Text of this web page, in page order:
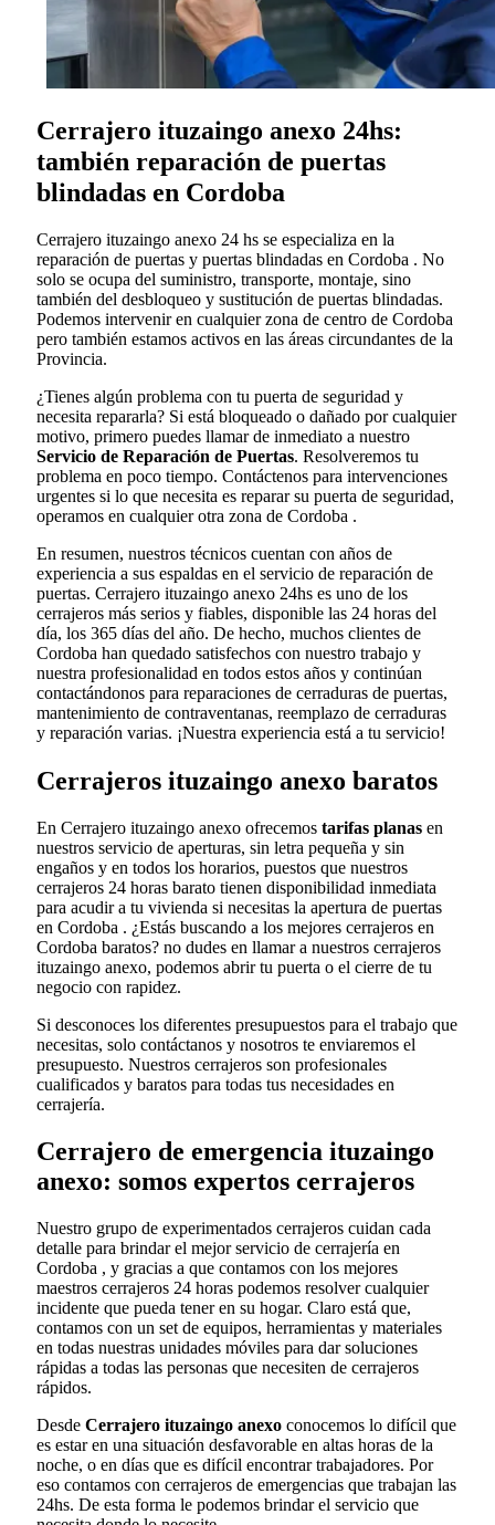
Cerrajero ituzaingo anexo 24hs:
también reparación de puertas
blindadas en Cordoba
Cerrajero ituzaingo anexo 24 hs se especializa en la
reparación de puertas y puertas blindadas en Cordoba . No
solo se ocupa del suministro, transporte, montaje, sino
también del desbloqueo y sustitución de puertas blindadas.
Podemos intervenir en cualquier zona de centro de Cordoba
pero también estamos activos en las áreas circundantes de la
Provincia.
¿Tienes algún problema con tu puerta de seguridad y
necesita repararla? Si está bloqueado o dañado por cualquier
motivo, primero puedes llamar de inmediato a nuestro
Servicio de Reparación de Puertas. Resolveremos tu
problema en poco tiempo. Contáctenos para intervenciones
urgentes si lo que necesita es reparar su puerta de seguridad,
operamos en cualquier otra zona de Cordoba .
En resumen, nuestros técnicos cuentan con años de
experiencia a sus espaldas en el servicio de reparación de
puertas. Cerrajero ituzaingo anexo 24hs es uno de los
cerrajeros más serios y fiables, disponible las 24 horas del
día, los 365 días del año. De hecho, muchos clientes de
Cordoba han quedado satisfechos con nuestro trabajo y
nuestra profesionalidad en todos estos años y continúan
contactándonos para reparaciones de cerraduras de puertas,
mantenimiento de contraventanas, reemplazo de cerraduras
y reparación varias. ¡Nuestra experiencia está a tu servicio!
Cerrajeros ituzaingo anexo baratos
En Cerrajero ituzaingo anexo ofrecemos tarifas planas en
nuestros servicio de aperturas, sin letra pequeña y sin
engaños y en todos los horarios, puestos que nuestros
cerrajeros 24 horas barato tienen disponibilidad inmediata
para acudir a tu vivienda si necesitas la apertura de puertas
en Cordoba . ¿Estás buscando a los mejores cerrajeros en
Cordoba baratos? no dudes en llamar a nuestros cerrajeros
ituzaingo anexo, podemos abrir tu puerta o el cierre de tu
negocio con rapidez.
Si desconoces los diferentes presupuestos para el trabajo que
necesitas, solo contáctanos y nosotros te enviaremos el
presupuesto. Nuestros cerrajeros son profesionales
cualificados y baratos para todas tus necesidades en
cerrajería.
Cerrajero de emergencia ituzaingo
anexo: somos expertos cerrajeros
Nuestro grupo de experimentados cerrajeros cuidan cada
detalle para brindar el mejor servicio de cerrajería en
Cordoba , y gracias a que contamos con los mejores
maestros cerrajeros 24 horas podemos resolver cualquier
incidente que pueda tener en su hogar. Claro está que,
contamos con un set de equipos, herramientas y materiales
en todas nuestras unidades móviles para dar soluciones
rápidas a todas las personas que necesiten de cerrajeros
rápidos.
Desde Cerrajero ituzaingo anexo conocemos lo difícil que
es estar en una situación desfavorable en altas horas de la
noche, o en días que es difícil encontrar trabajadores. Por
eso contamos con cerrajeros de emergencias que trabajan las
24hs. De esta forma le podemos brindar el servicio que